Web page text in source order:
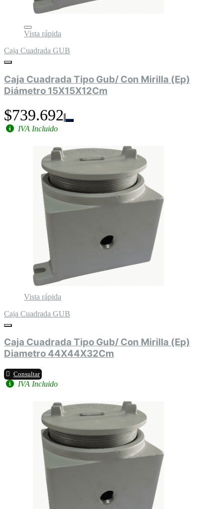
Vista rápida
Caja Cuadrada GUB
Caja Cuadrada Tipo Gub/ Con Mirilla (Ep)
Diámetro 15X15X12Cm
$739.692
IVA Incluido
Vista rápida
Caja Cuadrada GUB
Caja Cuadrada Tipo Gub/ Con Mirilla (Ep)
Diametro 44X44X32Cm
Consultar
IVA Incluido